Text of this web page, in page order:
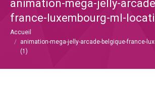
animation-mega-jelly-
france-luxembourg-ml-
Vous êtes ici :
Accueil
animation-mega-jelly-arcade-belgique-france-
(1)